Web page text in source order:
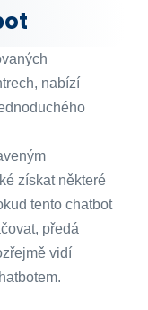
nabízí
získat některé
tento chatbot
předá
vidí